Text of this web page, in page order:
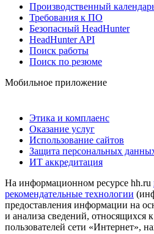
Производственный
Требования к ПО
Безопасный HeadHunter
HeadHunter API
Поиск работы
Поиск по резюме
Мобильное приложение
Этика и комплаенс
Оказание услуг
Использование сайтов
Защита персональных
ИТ аккредитация
На информационном ресурсе hh.ru
рекомендательные технологии
предоставления информации на
и анализа сведений, относящихся
пользователей сети «Интернет»,